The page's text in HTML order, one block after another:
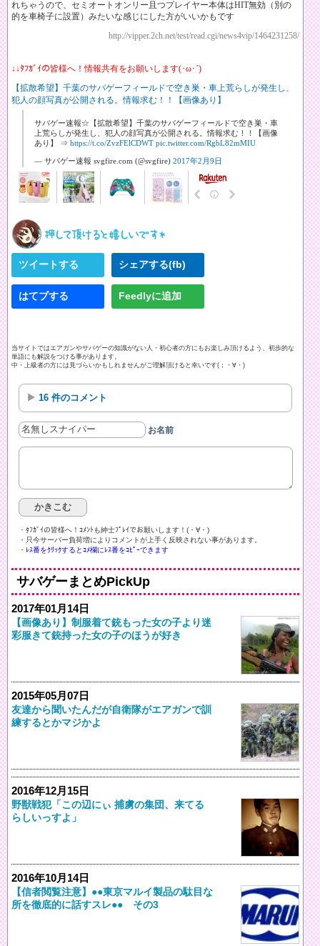
れちゃうので、セミオートオンリー且つプレイヤー本体はHIT無効（別の
的を車椅子に設置）みたいな感じにした方がいいかもです
http://vipper.2ch.net/test/read.cgi/news4vip/1464231258/
↓↓ﾀﾌｶﾞｲの皆様へ！情報共有をお願いします(･ω･´)
【拡散希望】千葉のサバゲーフィールドで空き巣・車上荒らしが発生し、
犯人の顔写真が公開される。情報求む！！【画像あり】
サバゲー速報☆【拡散希望】千葉のサバゲーフィールドで空き巣・車
上荒らしが発生し、犯人の顔写真が公開される。情報求む！！【画像
あり】 ⇒ https://t.co/ZvzFElCDWT pic.twitter.com/RgbL82mMIU
— サバゲー速報 svgfire.com (@svgfire) 2017年2月9日
ツイートする シェアする(fb)
はてブする Feedlyに追加
当サイトではエアガンやサバゲーの知識がない人・初心者の方にもお楽しみ頂けるよう、初歩的な
単語にも解説をつける事があります。
中・上級者の方には見づらいかもしれませんがご理解頂けると幸いです(；・∀・)
16 件のコメント
お名前
・ﾀﾌｶﾞｲの皆様へ！ｺﾒﾝﾄも紳士ﾌﾟﾚｲでお願いします！(・∀・)ゞ
・只今サーバー負荷増によりコメントが上手く反映されない事があります。
・ﾚｽ番をｸﾘｯｸするとｺﾒ欄にﾚｽ番をｺﾋﾟｰできます
サバゲーまとめPickUp
2017年01月14日
【画像あり】制服着て銃もった女の子より迷
彩服きて銃持った女の子のほうが好き
2015年05月07日
友達から聞いたんだが自衛隊がエアガンで訓
練するとかマジかよ
2016年12月15日
野獣戦犯「この辺にぃ 捕虜の集団、来てる
らしいっすよ」
2016年10月14日
【信者閲覧注意】●●東京マルイ製品の駄目な
所を徹底的に話すスレ●● その3